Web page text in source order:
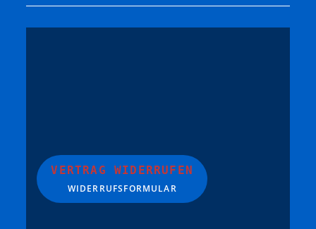
VERTRAG WIDERRUFEN
WIDERRUFSFORMULAR